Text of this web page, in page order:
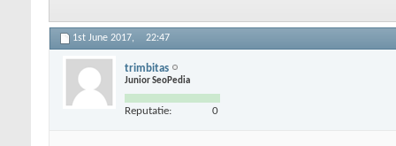
1st June 2017, 22:47
trimbitas
Junior SeoPedia
Reputatie: 0